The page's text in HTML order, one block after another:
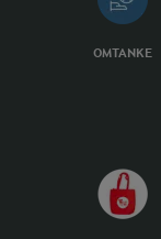
OMTANKE